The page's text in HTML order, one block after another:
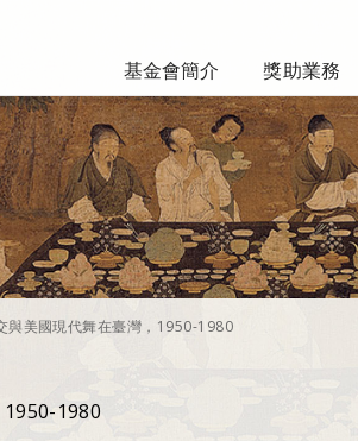
基金會簡介 獎助業務
與美國現代舞在臺灣，1950-1980
1950-1980